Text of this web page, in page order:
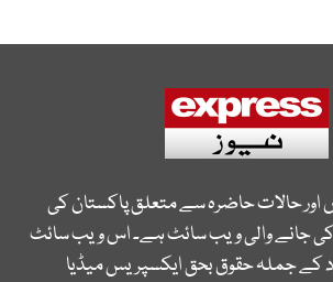
اور حالات حاضرہ سے متعلق پاکستان کی
جانے والی ویب سائٹ ہے۔ اس ویب سائٹ
کے جملہ حقوق بحق ایکسپریس میڈیا